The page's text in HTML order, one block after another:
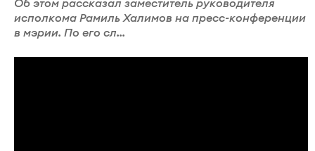
исполкома Рамиль Халимов на пресс-конференции
в мэрии. По его сл...